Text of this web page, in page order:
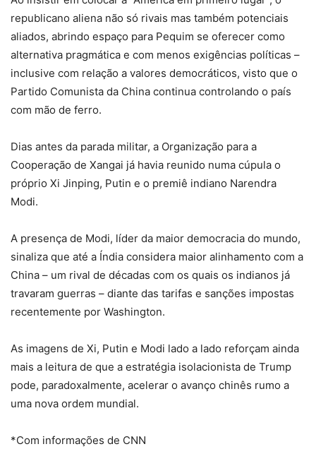
republicano aliena não só rivais mas também potenciais
aliados, abrindo espaço para Pequim se oferecer como
alternativa pragmática e com menos exigências políticas –
inclusive com relação a valores democráticos, visto que o
Partido Comunista da China continua controlando o país
com mão de ferro.
Dias antes da parada militar, a Organização para a
Cooperação de Xangai já havia reunido numa cúpula o
próprio Xi Jinping, Putin e o premiê indiano Narendra
Modi.
A presença de Modi, líder da maior democracia do mundo,
sinaliza que até a Índia considera maior alinhamento com a
China – um rival de décadas com os quais os indianos já
travaram guerras – diante das tarifas e sanções impostas
recentemente por Washington.
As imagens de Xi, Putin e Modi lado a lado reforçam ainda
mais a leitura de que a estratégia isolacionista de Trump
pode, paradoxalmente, acelerar o avanço chinês rumo a
uma nova ordem mundial.
*Com informações de CNN